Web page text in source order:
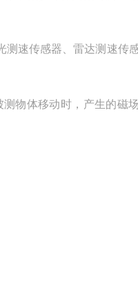
测速传感器、雷达测速传
物体移动时，产生的磁